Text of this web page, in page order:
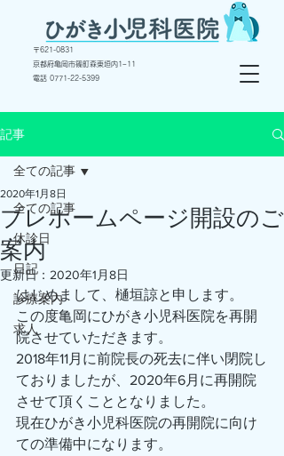
〒621-0831
京都府亀岡市篠町森東垣内1−11
電話 ​0771-22-5399
記事
全ての記事
休診日
日記
診療案内
求人
全ての記事
プレホームページ開設のご
案内
2020年1月8日
更新日： 2020年1月8日
はじめまして、樋垣諒と申します。
この度亀岡にひがき小児科医院を再開
院させていただきます。
2018年11月に前院長の死去に伴い閉院し
ておりましたが、2020年6月に再開院
させて頂くこととなりました。
現在ひがき小児科医院の再開院に向け
ての準備中になります。